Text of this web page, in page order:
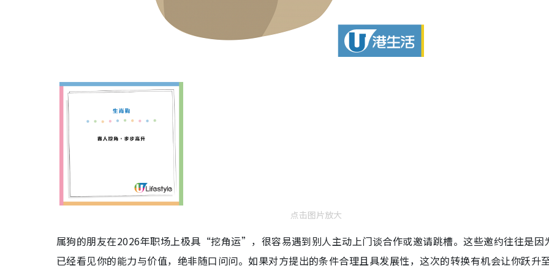
点击图片放大
属狗的朋友在2026年职场上极具“挖角运”，很容易遇到别人主动上门谈合作或邀请跳槽。这些邀约往往是因
已经看见你的能力与价值，绝非随口问问。如果对方提出的条件合理且具发展性，这次的转换有机会让你跃升